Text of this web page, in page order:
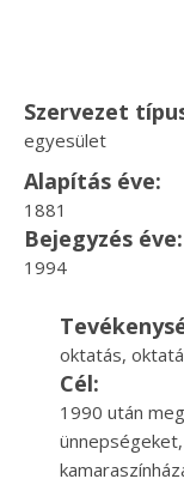
Szervezet
egyesület
Alapítás éve:
1881
Bejegyzés éve:
1994
oktatás,
Cél:
1990 után